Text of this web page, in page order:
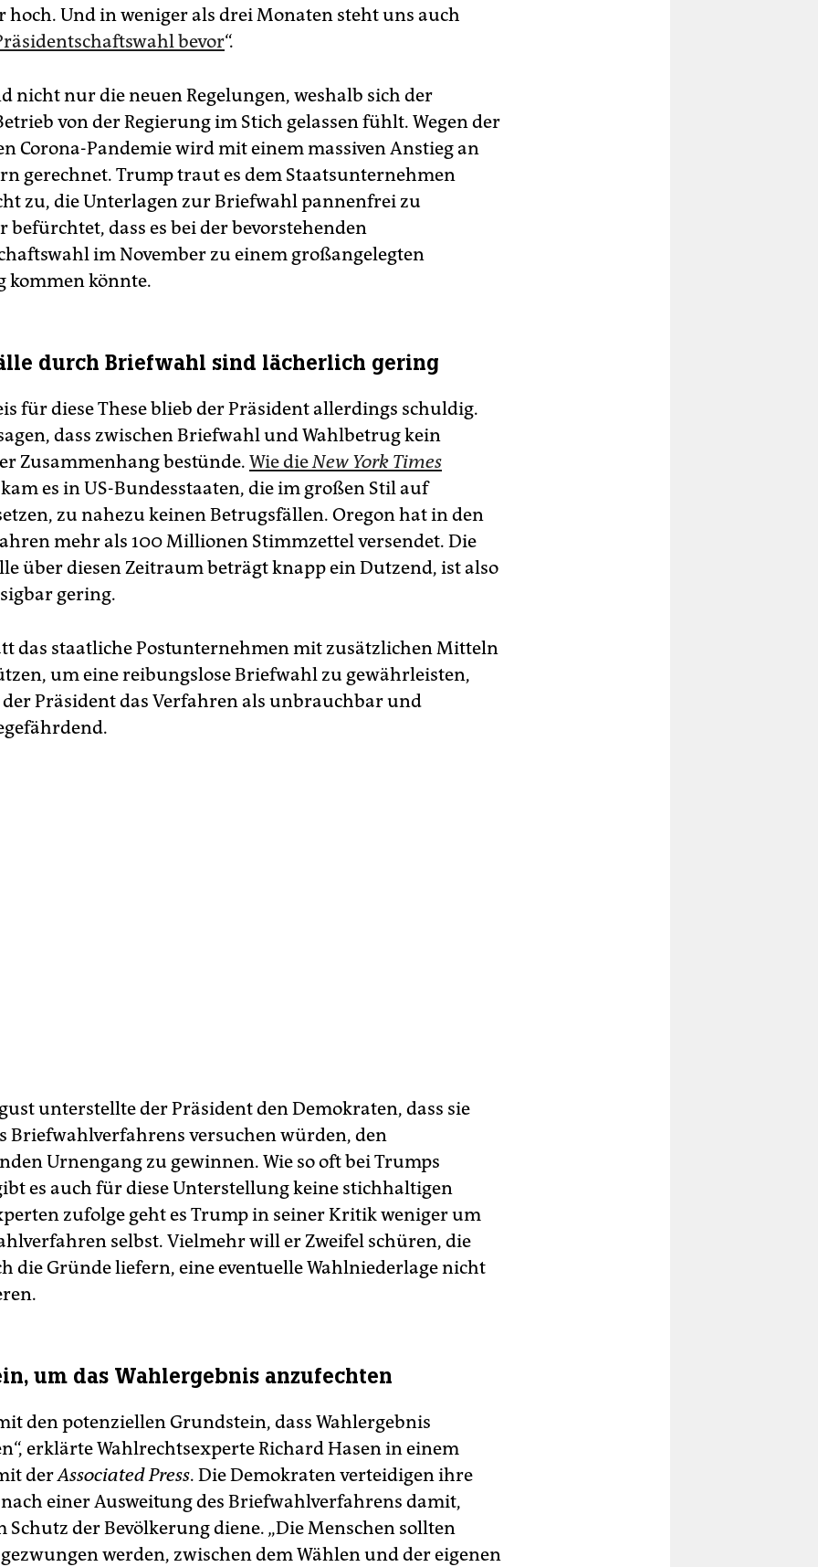
hoch. Und in weniger als drei Monaten steht uns auch
bevor“.
nicht nur die neuen Regelungen, weshalb sich der
von der Regierung im Stich gelassen fühlt. Wegen der
Corona-Pandemie wird mit einem massiven Anstieg an
gerechnet. Trump traut es dem Staatsunternehmen
zu, die Unterlagen zur Briefwahl pannenfrei zu
befürchtet, dass es bei der bevorstehenden
im November zu einem großangelegten
kommen könnte.
durch Briefwahl sind lächerlich gering
für diese These blieb der Präsident allerdings schuldig.
dass zwischen Briefwahl und Wahlbetrug kein
Zusammenhang bestünde. Wie dieNew York Times
kam es in US-Bundesstaaten, die im großen Stil auf
zu nahezu keinen Betrugsfällen. Oregon hat in den
mehr als 100 Millionen Stimmzettel versendet. Die
über diesen Zeitraum beträgt knapp ein Dutzend, ist also
gering.
das staatliche Postunternehmen mit zusätzlichen Mitteln
um eine reibungslose Briefwahl zu gewährleisten,
Präsident das Verfahren als unbrauchbar und
unterstellte der Präsident den Demokraten, dass sie
Briefwahlverfahrens versuchen würden, den
Urnengang zu gewinnen. Wie so oft bei Trumps
es auch für diese Unterstellung keine stichhaltigen
zufolge geht es Trump in seiner Kritik weniger um
selbst. Vielmehr will er Zweifel schüren, die
die Gründe liefern, eine eventuelle Wahlniederlage nicht
um das Wahlergebnis anzufechten
den potenziellen Grundstein, dass Wahlergebnis
erklärte Wahlrechtsexperte Richard Hasen in einem
derAssociated Press. Die Demokraten verteidigen ihre
einer Ausweitung des Briefwahlverfahrens damit,
Schutz der Bevölkerung diene. „Die Menschen sollten
werden, zwischen dem Wählen und der eigenen